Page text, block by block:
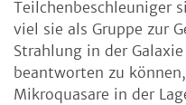
Teilchenbeschleuniger
viel sie als Gruppe zur
Strahlung in der
beantworten zu
Mikroquasare in der